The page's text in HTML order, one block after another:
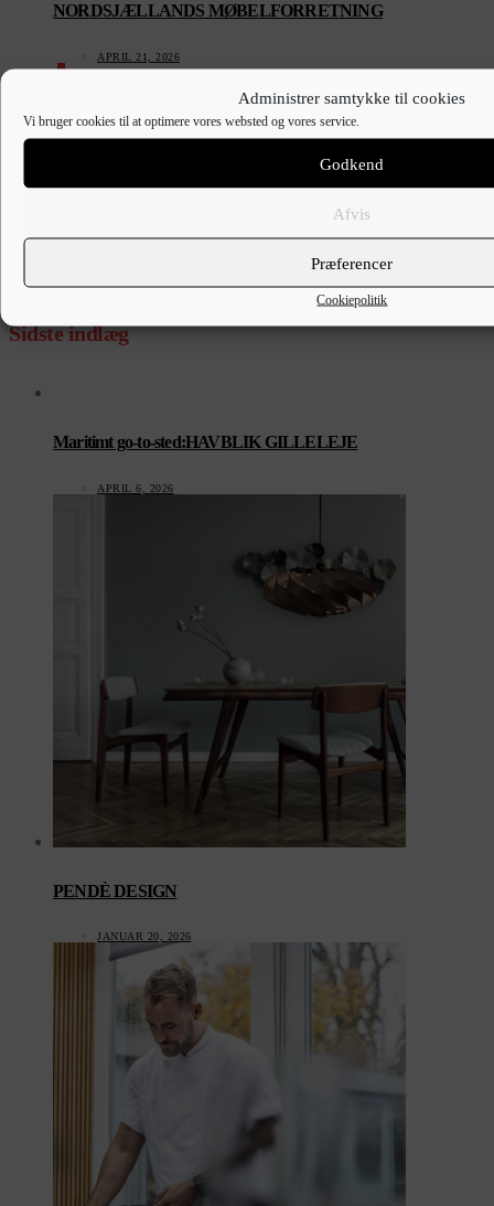
Administrer samtykke til cookies
Vi bruger cookies til at optimere vores websted og vores service.
Godkend
Afvis
Præferencer
Cookiepolitik
NORDSJÆLLANDS MØBELFORRETNING
APRIL 21, 2026
4
De danske dronninger i LAKE DISTRICT
5
Sidste indlæg
Maritimt go-to-sted:HAVBLIK GILLELEJE
APRIL 6, 2026
PENDÈ DESIGN
JANUAR 20, 2026